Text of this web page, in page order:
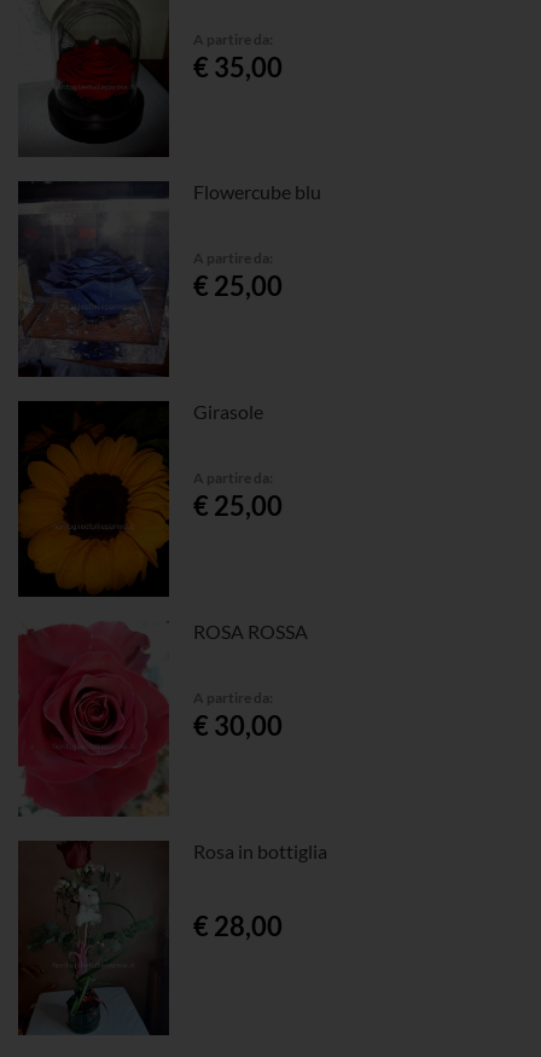
A partire da:
€ 35,00
Flowercube blu
A partire da:
€ 25,00
Girasole
A partire da:
€ 25,00
ROSA ROSSA
A partire da:
€ 30,00
Rosa in bottiglia
€ 28,00